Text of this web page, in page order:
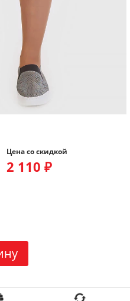
Цена со скидкой
2 110 ₽